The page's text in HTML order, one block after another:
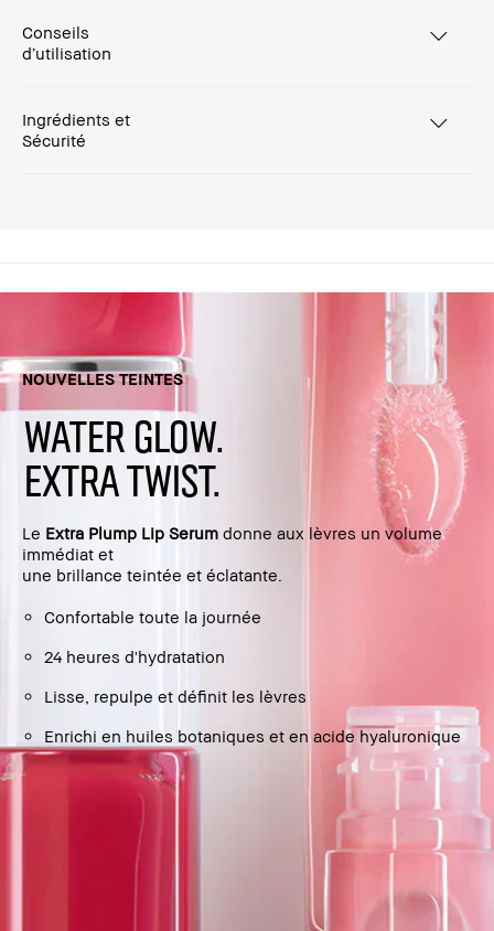
Conseils
d’utilisation
Ingrédients et
Sécurité
NOUVELLES TEINTES
WATER GLOW.
EXTRA TWIST.
Le Extra Plump Lip Serum donne aux lèvres un volume
immédiat et
une brillance teintée et éclatante.
Confortable toute la journée
24 heures d'hydratation
Lisse, repulpe et définit les lèvres
Enrichi en huiles botaniques et en acide hyaluronique